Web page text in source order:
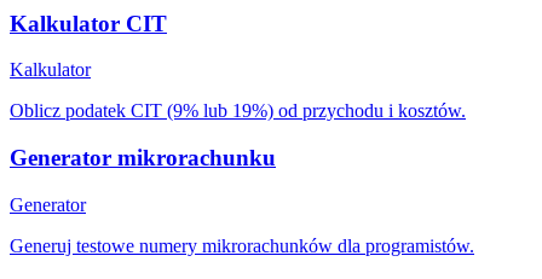
Kalkulator CIT
Kalkulator
Oblicz podatek CIT (9% lub 19%) od przychodu i kosztów.
Generator mikrorachunku
Generator
Generuj testowe numery mikrorachunków dla programistów.